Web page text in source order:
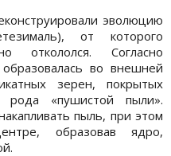
эволюцию
от которого
откололся. Согласно
во внешней
зерен, покрытых
«пушистой пыли».
пыль, при этом
образовав ядро,